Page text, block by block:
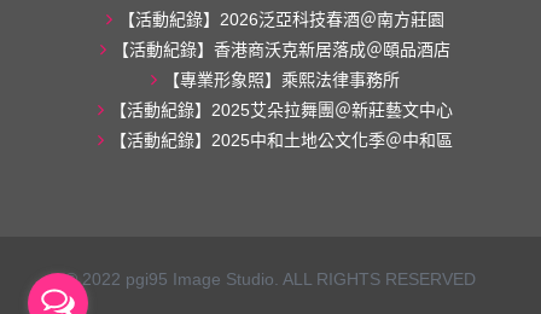
【活動紀錄】2026泛亞科技春酒＠南方莊園
【活動紀錄】香港商沃克新居落成＠頤品酒店
【專業形象照】乘熙法律事務所
【活動紀錄】2025艾朵拉舞團＠新莊藝文中心
【活動紀錄】2025中和土地公文化季＠中和區
© 2022 pgi95 Image Studio. ALL RIGHTS RESERVED